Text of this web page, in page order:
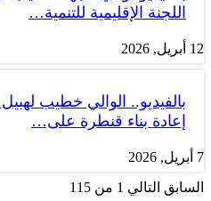
اللجنة الإقليمية للتنمية…
12 أبريل, 2026
بالفيديو.. الوالي خطيب
إعادة بناء قنطرة على…
7 أبريل, 2026
السابق التالي 1 من 115